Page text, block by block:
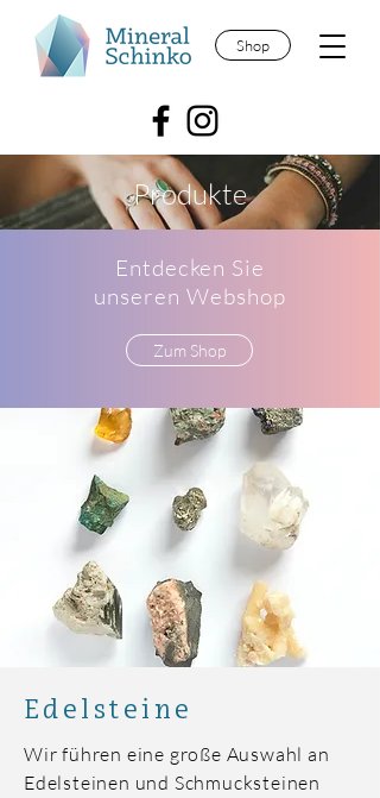
Shop
Produkte
Entdecken Sie
unseren Webshop
Zum Shop
Edelsteine
Wir führen eine große Auswahl an
Edelsteinen und Schmucksteinen